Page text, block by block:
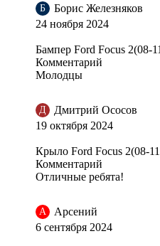
Б
Борис Железняков
24 ноября 2024
Бампер Ford Focus 2(08-
Комментарий
Молодцы
Д
Дмитрий Ососов
19 октября 2024
Крыло Ford Focus 2(08-
Комментарий
Отличные ребята!
А
Арсений
6 сентября 2024